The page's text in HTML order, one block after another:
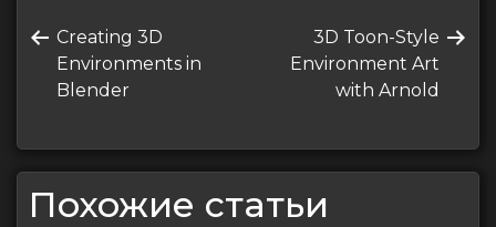
по
записям
Предыдущая
запись
Creating 3D
Environments in
Blender
Следующая
запись
3D Toon-Style
Environment Art
with Arnold
Похожие статьи